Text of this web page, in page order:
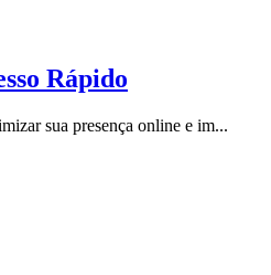
Rápido
sua presença online e im...